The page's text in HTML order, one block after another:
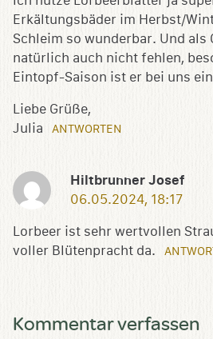
Erkältungsbäder im Herbst/
Schleim so wunderbar. Und als
natürlich auch nicht fehlen,
Eintopf-Saison ist er bei uns ein
Liebe Grüße,
Julia
ANTWORTEN
Hiltbrunner Josef
06.05.2024, 18:17
Lorbeer ist sehr wertvollen
voller Blütenpracht da.
Kommentar verfassen